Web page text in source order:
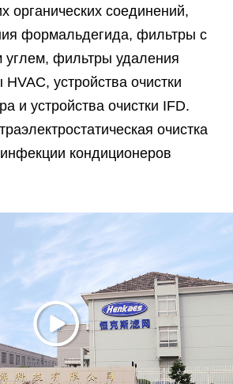
органических соединений,
формальдегида, фильтры с
углем, фильтры удаления
устройства очистки
и устройства очистки IFD.
очистка
кондиционеров
и воздухоочистителей на
и Китая. Henka
воздушные фильтры, но и
решения для очистки
в городе Хаймен
всего в 120 километрах от